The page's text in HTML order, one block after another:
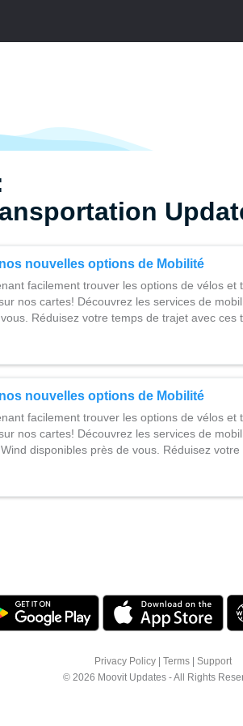
nouvelles options de Mobilité
facilement trouver les options de vélos et
nos cartes! Découvrez les services de
Réduisez votre temps de trajet avec ces
nouvelles options de Mobilité
facilement trouver les options de vélos et
nos cartes! Découvrez les services de
disponibles près de vous. Réduisez votre
Privacy Policy Terms
Support
© 2026 Moovit Updates - All Rights